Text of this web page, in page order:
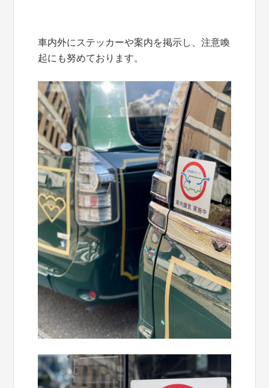
車内外にステッカーや案内を掲示し、注意喚
起にも努めております。